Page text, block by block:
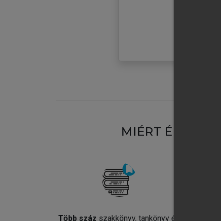
MIÉRT
Több száz szakkönyv, tankönyv és